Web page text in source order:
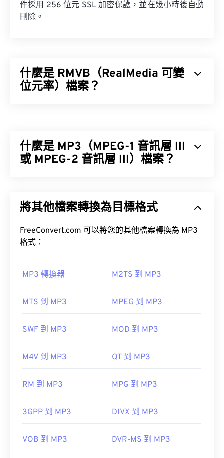
件採用 256 位元 SSL 加密保護，並在幾小時後自動
刪除。
什麼是 RMVB（RealMedia 可變
位元率）檔案？
場景與低動作場景）的壓縮難易度來調整頻寬。
RealPlayer支援在 Windows、Mac OS X 和 Linux 系
RealNetworks 開發，因此 RealPlayer 是此檔案類型
的預設播放平台。
其他可以開啟RMVB檔案的軟體包括 VLC媒體播放器
RMVB是專有格式，而且相對少見；主要用於本地播
實用連結：
https://www.realnetworks.com/
什麼是 MP3（MPEG-1 音訊層 III
或 MPEG-2 音訊層 III）檔案？
的文件，以便進行數位儲存和傳輸。 MP3 檔案是消
可接受，MP3 檔案易於儲存和共享，因此被廣泛使
用。
由於 MP3 檔案非常普及，大多數主流音訊播放程式
iTunes
預覽 MP3
器。請注意，還有兩種其他檔案類型也使用 MP3 副
Masterpoint green points data
將其他檔案轉換為目標格式
FreeConvert.com 可以將您的其他檔案轉換為 MP3
格式：
MP3 轉換器 M2TS 到 MP3
MTS 到 MP3 MPEG 到 MP3
SWF 到 MP3 MOD 到 MP3
M4V 到 MP3 QT 到 MP3
RM 到 MP3 MPG 到 MP3
3GPP 到 MP3 DIVX 到 MP3
VOB 到 MP3 DVR-MS 到 MP3